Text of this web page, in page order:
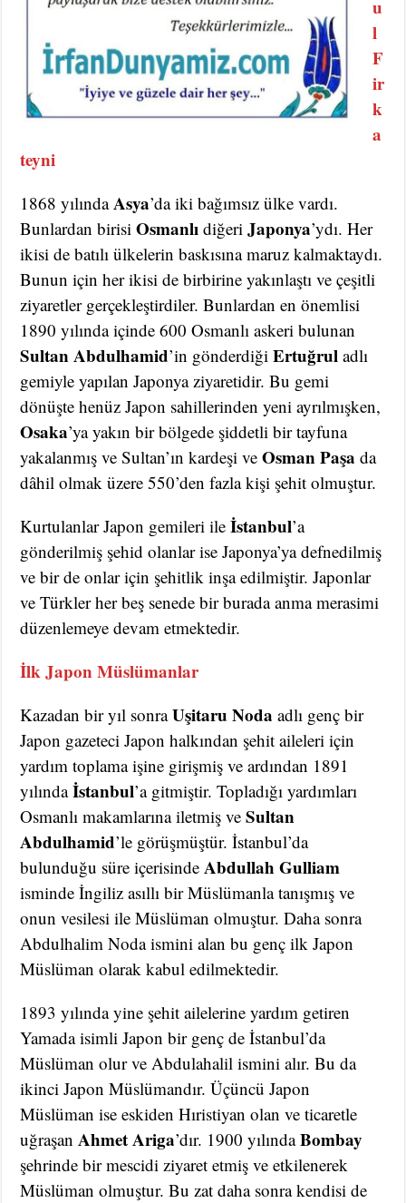
u
l
F
ir
k
a
teyni
1868 yılındaAsya’da iki bağımsız ülke vardı.
Bunlardan birisiOsmanlı diğeri Japonya’ydı. Her
ikisi de batılı ülkelerin baskısına maruz kalmaktaydı.
Bunun için her ikisi de birbirine yakınlaştı ve çeşitli
ziyaretler gerçekleştirdiler. Bunlardan en önemlisi
1890 yılında içinde 600 Osmanlı askeri bulunan
Sultan Abdulhamid’in gönderdiğiErtuğruladlı
gemiyle yapılan Japonya ziyaretidir. Bu gemi
dönüşte henüz Japon sahillerinden yeni ayrılmışken,
Osaka’ya yakın bir bölgede şiddetli bir tayfuna
yakalanmış ve Sultan’ın kardeşi ve Osman Paşada
dâhil olmak üzere 550’den fazla kişi şehit olmuştur.
Kurtulanlar Japon gemileri ile İstanbul’a
gönderilmiş şehid olanlar ise Japonya’ya defnedilmiş
ve bir de onlar için şehitlik inşa edilmiştir. Japonlar
ve Türkler her beş senede bir burada anma merasimi
düzenlemeye devam etmektedir.
İlk Japon Müslümanlar
Kazadan bir yıl sonraUşitaru Nodaadlı genç bir
Japon gazeteci Japon halkından şehit aileleri için
yardım toplama işine girişmiş ve ardından 1891
yılındaİstanbul’a gitmiştir. Topladığı yardımları
Osmanlı makamlarına iletmiş veSultan
Abdulhamid’le görüşmüştür. İstanbul’da
bulunduğu süre içerisindeAbdullah Gulliam
isminde İngiliz asıllı bir Müslümanla tanışmış ve
onun vesilesi ile Müslüman olmuştur. Daha sonra
Abdulhalim Noda ismini alan bu genç ilk Japon
Müslüman olarak kabul edilmektedir.
1893 yılında yine şehit ailelerine yardım getiren
Yamada isimli Japon bir genç de İstanbul’da
Müslüman olur ve Abdulahalil ismini alır. Bu da
ikinci Japon Müslümandır. Üçüncü Japon
Müslüman ise eskiden Hıristiyan olan ve ticaretle
uğraşanAhmet Ariga’dır. 1900 yılındaBombay
şehrinde bir mescidi ziyaret etmiş ve etkilenerek
Müslüman olmuştur. Bu zat daha sonra kendisi de